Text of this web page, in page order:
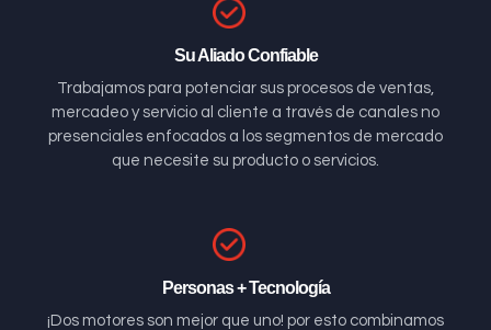
Su Aliado Confiable
Trabajamos para potenciar sus procesos de ventas,
mercadeo y servicio al cliente a través de canales no
presenciales enfocados a los segmentos de mercado
que necesite su producto o servicios.
Personas + Tecnología
¡Dos motores son mejor que uno! por esto combinamos